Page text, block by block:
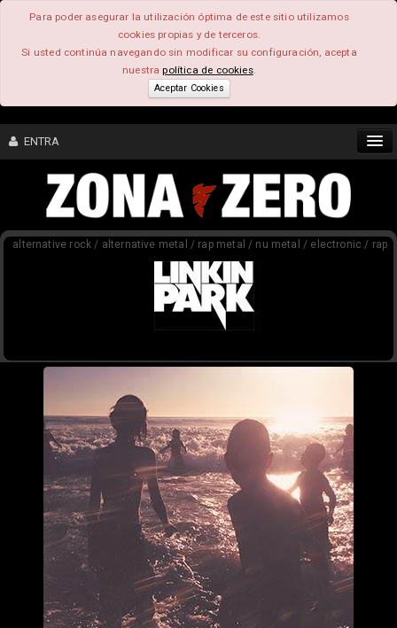
Para poder asegurar la utilización óptima de este sitio utilizamos
cookies propias y de terceros.
Si usted continúa navegando sin modificar su configuración, acepta
nuestrapolítica de cookies.
Aceptar Cookies
ENTRA
CONTENIDO
alternative rock / alternative metal / rap metal / nu metal / electronic / rap